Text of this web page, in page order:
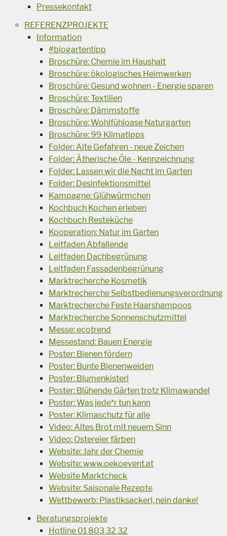
Pressekontakt
REFERENZPROJEKTE
Information
#biogartentipp
Broschüre: Chemie im Haushalt
Broschüre: ökologisches Heimwerken
Broschüre: Gesund wohnen - Energie sparen
Broschüre: Textilien
Broschüre: Dämmstoffe
Broschüre: Wohlfühloase Naturgarten
Broschüre: 99 Klimatipps
Folder: Alte Gefahren - neue Zeichen
Folder: Ätherische Öle - Kennzeichnung
Folder: Lassen wir die Nacht im Garten
Folder: Desinfektionsmittel
Kampagne: Glühwürmchen
Kochbuch Kochen erleben
Kochbuch Resteküche
Kooperation: Natur im Garten
Leitfaden Abfallende
Leitfaden Dachbegrünung
Leitfaden Fassadenbegrünung
Marktrecherche Kosmetik
Marktrecherche Selbstbedienungsverordnung
Marktrecherche Feste Haarshampoos
Marktrecherche Sonnenschutzmittel
Messe: ecotrend
Messestand: Bauen Energie
Poster: Bienen fördern
Poster: Bunte Bienenweiden
Poster: Blumenkisterl
Poster: Blühende Gärten trotz Klimawandel
Poster: Was jede*r tun kann
Poster: Klimaschutz für alle
Video: Altes Brot mit neuem Sinn
Video: Ostereier färben
Website: Jahr der Chemie
Website: www.oekoevent.at
Website Marktcheck
Website: Saisonale Rezepte
Wettbewerb: Plastiksackerl, nein danke!
Beratungsprojekte
Hotline 01 803 32 32